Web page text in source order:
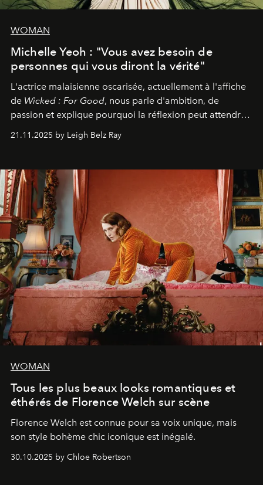
WOMAN
Michelle Yeoh : "Vous avez besoin de
personnes qui vous diront la vérité"
L'actrice malaisienne oscarisée, actuellement à l'affiche
de Wicked : For Good, nous parle d'ambition, de
passion et explique pourquoi la réflexion peut attendre.
personnage qui dit : 'C'est mon désir, mon ambition, ma
21.11.2025 by Leigh Belz Ray
WOMAN
Tous les plus beaux looks romantiques et
éthérés de Florence Welch sur scène
Florence Welch est connue pour sa voix unique, mais
son style bohème chic iconique est inégalé.
30.10.2025 by Chloe Robertson